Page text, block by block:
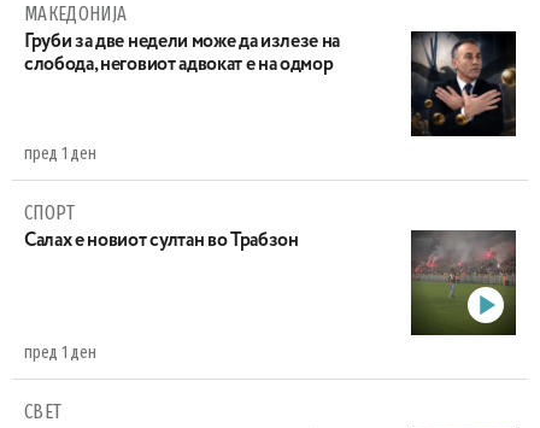
МАКЕДОНИЈА
Груби за две недели може да излезе на
слобода, неговиот адвокат е на одмор
пред 1 ден
СПОРТ
Салах е новиот султан во Трабзон
пред 1 ден
СВЕТ